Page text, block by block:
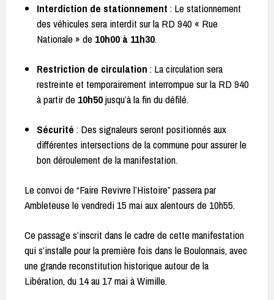
Interdiction de stationnement : Le stationnement
des véhicules sera interdit sur la RD 940 « Rue
Nationale » de 10h00 à 11h30.
Restriction de circulation : La circulation sera
restreinte et temporairement interrompue sur la RD 940
à partir de 10h50jusqu’à la fin du défilé.
Sécurité : Des signaleurs seront positionnés aux
différentes intersections de la commune pour assurer le
bon déroulement de la manifestation.
Le convoi de “Faire Revivre l’Histoire” passera par
Ambleteuse le vendredi 15 mai aux alentours de 10h55.
Ce passage s’inscrit dans le cadre de cette manifestation
qui s’installe pour la première fois dans le Boulonnais, avec
une grande reconstitution historique autour de la
Libération, du 14 au 17 mai à Wimille.